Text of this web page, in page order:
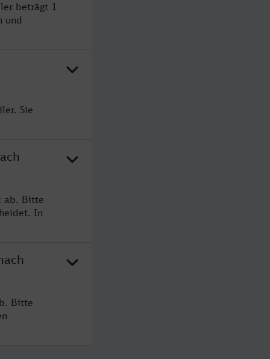
beträgt 1
und
Sie
ab. Bitte
In
Bitte